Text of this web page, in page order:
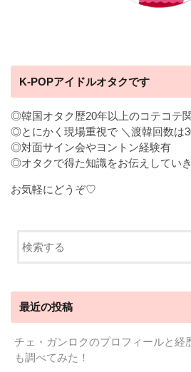
K-POPアイドルオタクです
◎韓国オタク歴20年以上のコテコテ
◎とにかく現場重視で ＼渡韓回数は
◎対面サイン会やヨントン経験有
◎オタクで得た知識をお伝えしてい
お気軽にどうぞ♡
最近の投稿
チェ・ガンロクのプロフィールと経
も調べてみた！